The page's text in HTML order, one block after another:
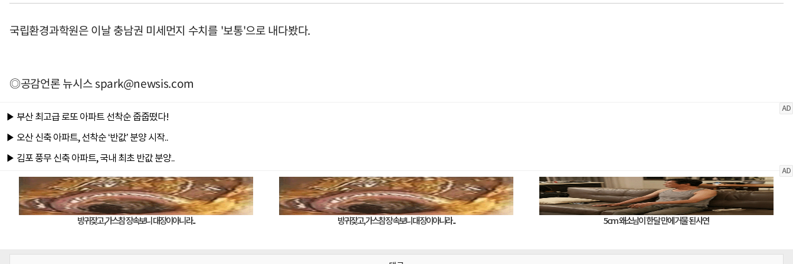
국립환경과학원은 이날 충남권 미세먼지 수치를 '보통'으로 내다봤다.
◎공감언론 뉴시스spark@newsis.com